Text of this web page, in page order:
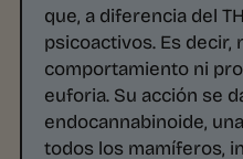
que, a diferencia del
psicoactivos. Es decir,
comportamiento ni
euforia. Su acción se
endocannabinoide,
todos los mamíferos,